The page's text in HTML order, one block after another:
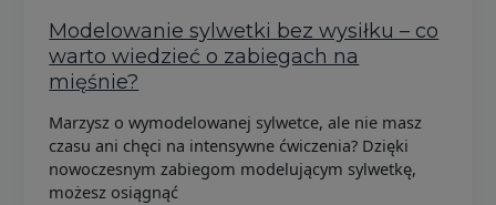
Modelowanie sylwetki bez wysiłku – co
warto wiedzieć o zabiegach na
mięśnie?
Marzysz o wymodelowanej sylwetce, ale nie masz
czasu ani chęci na intensywne ćwiczenia? Dzięki
nowoczesnym zabiegom modelującym sylwetkę,
możesz osiągnąć